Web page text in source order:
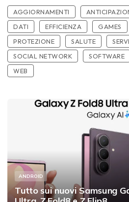
AGGIORNAMENTI
DATI
EFFICIENZA GAMES
PROTEZIONE
SALUTE
SOCIAL NETWORK
SOFTWARE
WEB
ANDROID
Tutto sui nuovi Samsung